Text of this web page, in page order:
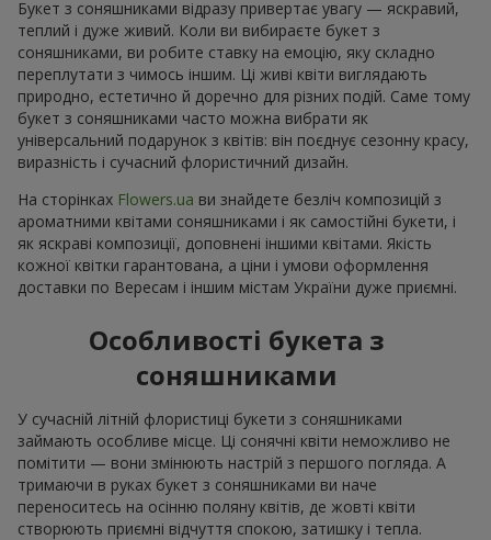
Букет з соняшниками відразу привертає увагу — яскравий,
теплий і дуже живий. Коли ви вибираєте букет з
соняшниками, ви робите ставку на емоцію, яку складно
переплутати з чимось іншим. Ці живі квіти виглядають
природно, естетично й доречно для різних подій. Саме тому
букет з соняшниками часто можна вибрати як
універсальний подарунок з квітів: він поєднує сезонну красу,
виразність і сучасний флористичний дизайн.
На сторінках Flowers.ua ви знайдете безліч композицій з
ароматними квітами соняшниками і як самостійні букети, і
як яскраві композиції, доповнені іншими квітами. Якість
кожної квітки гарантована, а ціни і умови оформлення
доставки по Вересам і іншим містам України дуже приємні.
Особливості букета з
соняшниками
У сучасній літній флористиці букети з соняшниками
займають особливе місце. Ці сонячні квіти неможливо не
помітити — вони змінюють настрій з першого погляда. А
тримаючи в руках букет з соняшниками ви наче
переноситесь на осінню поляну квітів, де жовті квіти
створюють приємні відчуття спокою, затишку і тепла.